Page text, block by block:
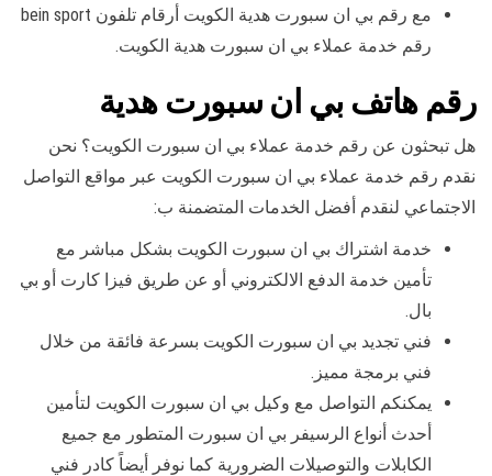
مع رقم بي ان سبورت هدية الكويت أرقام تلفون bein sport
رقم خدمة عملاء بي ان سبورت هدية الكويت.
رقم هاتف بي ان سبورت هدية
هل تبحثون عن رقم خدمة عملاء بي ان سبورت الكويت؟ نحن
نقدم رقم خدمة عملاء بي ان سبورت الكويت عبر مواقع التواصل
الاجتماعي لنقدم أفضل الخدمات المتضمنة ب:
خدمة اشتراك بي ان سبورت الكويت بشكل مباشر مع
تأمين خدمة الدفع الالكتروني أو عن طريق فيزا كارت أو بي
بال.
فني تجديد بي ان سبورت الكويت بسرعة فائقة من خلال
فني برمجة مميز.
يمكنكم التواصل مع وكيل بي ان سبورت الكويت لتأمين
أحدث أنواع الرسيفر بي ان سبورت المتطور مع جميع
الكابلات والتوصيلات الضرورية كما نوفر أيضاً كادر فني